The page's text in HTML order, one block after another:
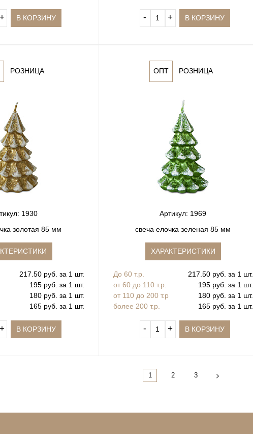
+ В КОРЗИНУ ‐ + В КОРЗИНУ
РОЗНИЦА
1930
золотая 85 мм
217.50 руб. за 1 шт.
195 руб. за 1 шт.
180 руб. за 1 шт.
165 руб. за 1 шт.
+ В КОРЗИНУ
ОПТ РОЗНИЦА
Артикул: 1969
свеча елочка зеленая 85 мм
ХАРАКТЕРИСТИКИ
До 60 т.р.
217.50 руб. за 1 шт.
от 60 до 110 т.р.
195 руб. за 1 шт.
от 110 до 200 т.р
180 руб. за 1 шт.
более 200 т.р.
165 руб. за 1 шт.
‐ + В КОРЗИНУ
1 2 3